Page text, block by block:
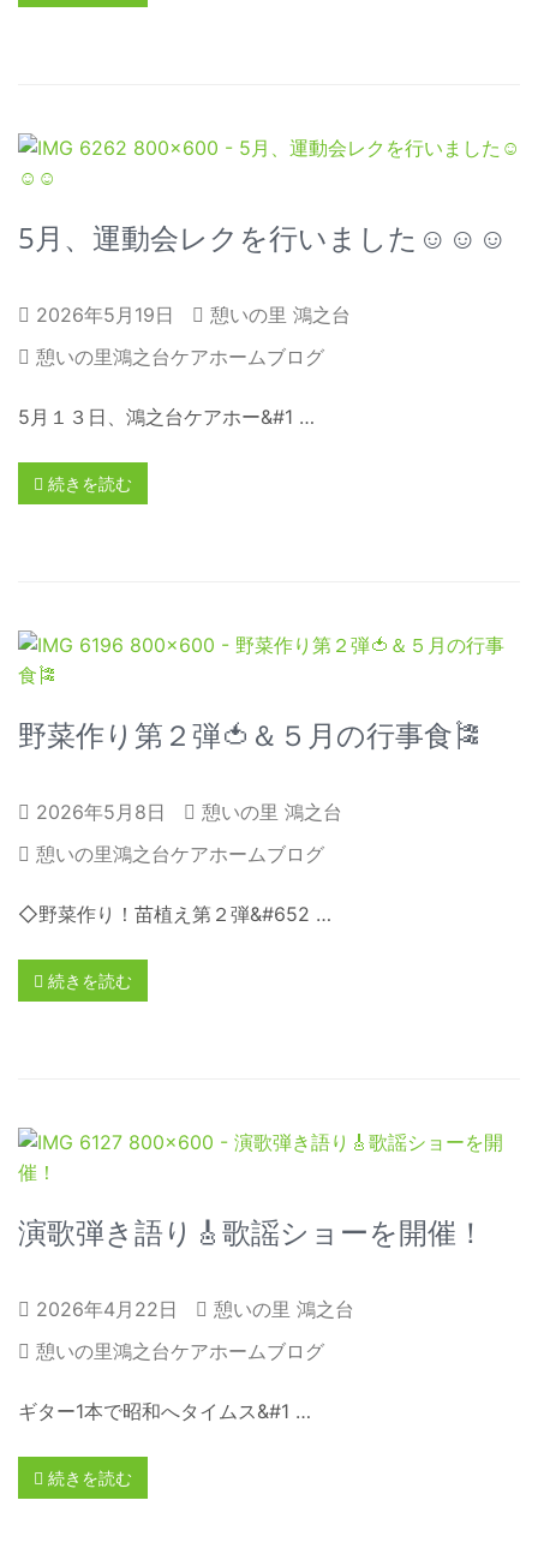
5月、運動会レクを行いました☺☺☺
2026年5月19日
憩いの里 鴻之台
憩いの里鴻之台ケアホームブログ
5月１３日、鴻之台ケアホー&#1 …
続きを読む
野菜作り第２弾🍅＆５月の行事食🎏
2026年5月8日
憩いの里 鴻之台
憩いの里鴻之台ケアホームブログ
◇野菜作り！苗植え第２弾&#652 …
続きを読む
演歌弾き語り🎸歌謡ショーを開催！
2026年4月22日
憩いの里 鴻之台
憩いの里鴻之台ケアホームブログ
ギター1本で昭和へタイムス&#1 …
続きを読む